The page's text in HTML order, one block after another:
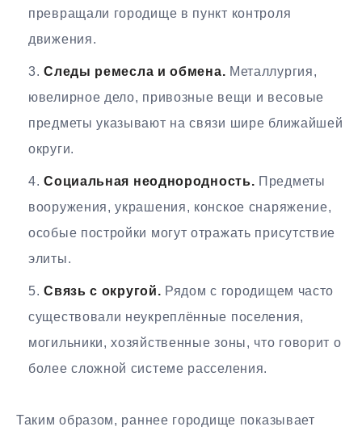
превращали городище в пункт контроля
движения.
Следы ремесла и обмена. Металлургия,
ювелирное дело, привозные вещи и весовые
предметы указывают на связи шире ближайшей
округи.
Социальная неоднородность. Предметы
вооружения, украшения, конское снаряжение,
особые постройки могут отражать присутствие
элиты.
Связь с округой. Рядом с городищем часто
существовали неукреплённые поселения,
могильники, хозяйственные зоны, что говорит о
более сложной системе расселения.
Таким образом, раннее городище показывает